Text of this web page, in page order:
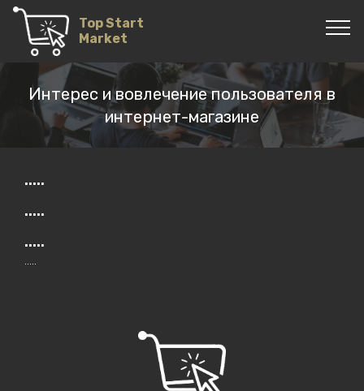
Top Start
Market
Интерес и вовлечение пользователя в
интернет-магазине
.....
.....
.....
.....